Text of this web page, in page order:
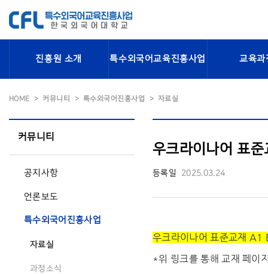
진흥원 소개 특수외국어교육진흥사업 교육과
HOME 커뮤니티 특수외국어진흥사업 자료실
커뮤니티
공지사항
언론보도
특수외국어진흥사업
자료실
과정소식
우크라이나어 표
등록일 2025.03.24
우크라이나어 표준교재 A1
*위 링크를 통해 교재 페이